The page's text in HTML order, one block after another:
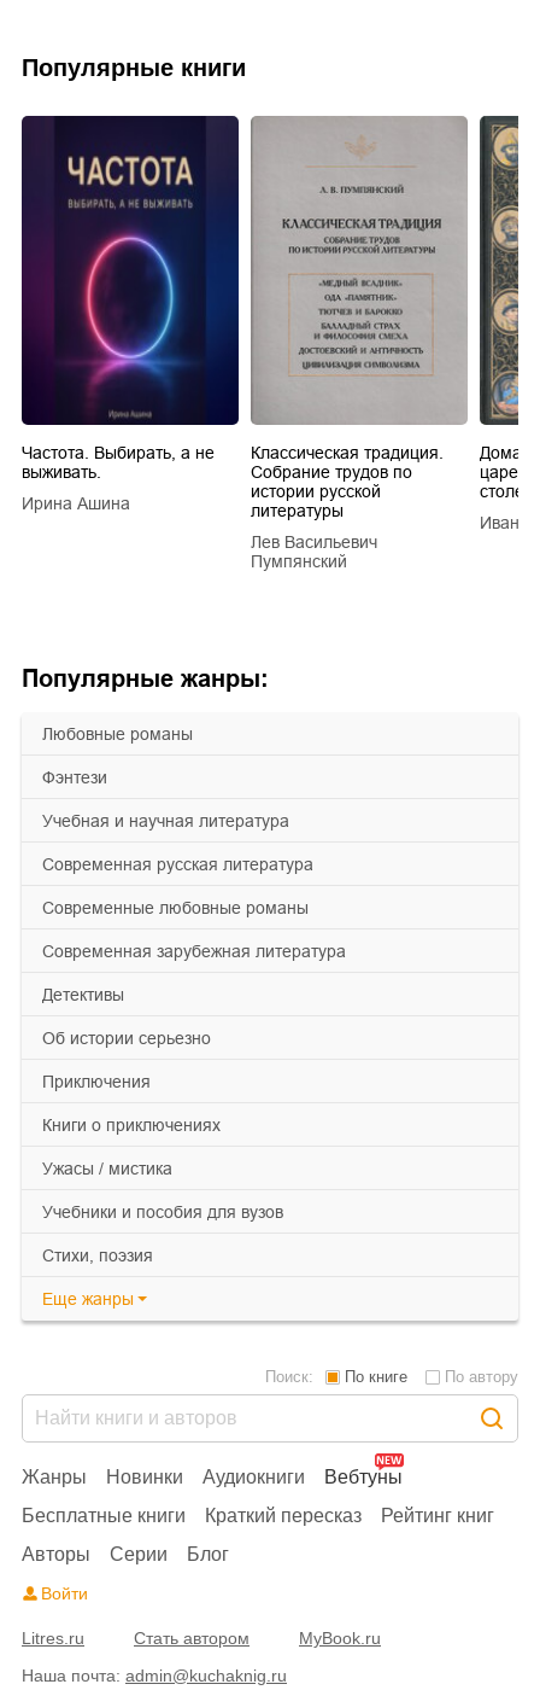
Популярные жанры:
любовные романы
фэнтези
учебная и научная литература
современная русская литература
современные любовные романы
современная зарубежная литература
детективы
об истории серьезно
приключения
книги о приключениях
ужасы / мистика
учебники и пособия для вузов
cтихи, поэзия
Еще жанры
Популярные книги
Частота. Выбирать, а не
выживать.
Ирина Ашина
Классическая традиция.
Собрание трудов по
истории русской
литературы
Лев Васильевич
Пумпянский
царей
Иван
Жанры Новинки Аудиокниги
Вебтуны
Бесплатные книги
Краткий пересказ
Рейтинг книг
Авторы
Серии Блог
Поиск: По книге По автору
Войти
Litres.ru Стать автором
MyBook.ru
Наша почта: admin@kuchaknig.ru